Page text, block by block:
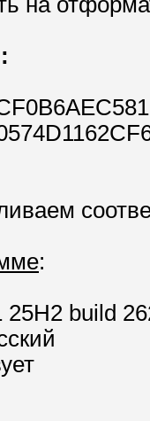
:
25H2 build